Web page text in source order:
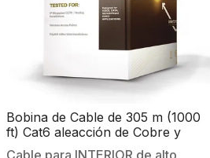
Bobina de Cable de 305 m (1000
ft) Cat6 aleacción de Cobre y
Aluminio (CCA), color Negro